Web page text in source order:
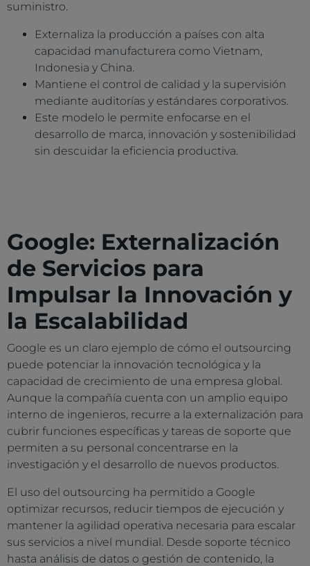
suministro.
Externaliza la producción a países con alta
capacidad manufacturera como Vietnam,
Indonesia y China.
Mantiene el control de calidad y la supervisión
mediante auditorías y estándares corporativos.
Este modelo le permite enfocarse en el
desarrollo de marca, innovación y sostenibilidad
sin descuidar la eficiencia productiva.
Google: Externalización
de Servicios para
Impulsar la Innovación y
la Escalabilidad
Google es un claro ejemplo de cómo el outsourcing
puede potenciar la innovación tecnológica y la
capacidad de crecimiento de una empresa global.
Aunque la compañía cuenta con un amplio equipo
interno de ingenieros, recurre a la externalización para
cubrir funciones específicas y tareas de soporte que
permiten a su personal concentrarse en la
investigación y el desarrollo de nuevos productos.
El uso del outsourcing ha permitido a Google
optimizar recursos, reducir tiempos de ejecución y
mantener la agilidad operativa necesaria para escalar
sus servicios a nivel mundial. Desde soporte técnico
hasta análisis de datos o gestión de contenido, la